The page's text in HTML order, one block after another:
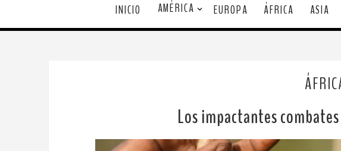
INICIO AMÉRICA EUROPA ÁFRICA ASIA
Los impactantes